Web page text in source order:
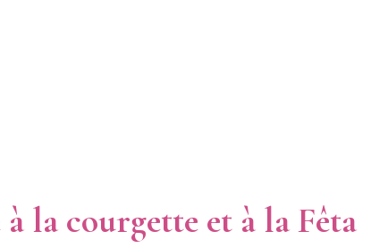
la courgette et à la Fêta